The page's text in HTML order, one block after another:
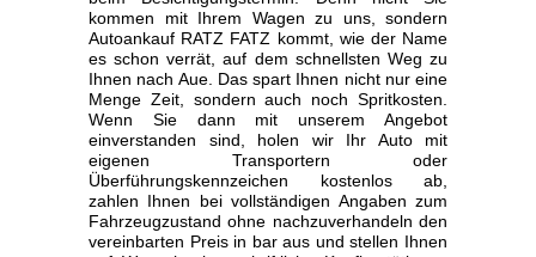
kommen mit Ihrem Wagen zu uns, sondern
Autoankauf RATZ FATZ kommt, wie der Name
es schon verrät, auf dem schnellsten Weg zu
Ihnen nach Aue. Das spart Ihnen nicht nur eine
Menge Zeit, sondern auch noch Spritkosten.
Wenn Sie dann mit unserem Angebot
einverstanden sind, holen wir Ihr Auto mit
eigenen Transportern oder
Überführungskennzeichen kostenlos ab,
zahlen Ihnen bei vollständigen Angaben zum
Fahrzeugzustand ohne nachzuverhandeln den
vereinbarten Preis in bar aus und stellen Ihnen